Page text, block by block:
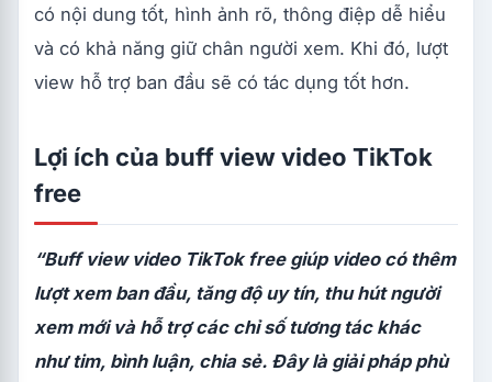
có nội dung tốt, hình ảnh rõ, thông điệp dễ hiểu
và có khả năng giữ chân người xem. Khi đó, lượt
view hỗ trợ ban đầu sẽ có tác dụng tốt hơn.
Lợi ích của buff view video TikTok
free
“Buff view video TikTok free giúp video có thêm
lượt xem ban đầu, tăng độ uy tín, thu hút người
xem mới và hỗ trợ các chỉ số tương tác khác
như tim, bình luận, chia sẻ. Đây là giải pháp phù